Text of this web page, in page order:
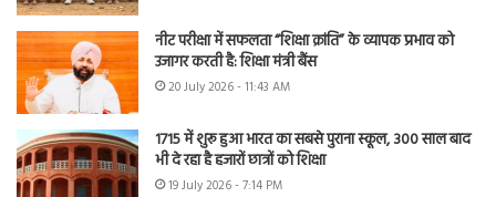
नीट परीक्षा में सफलता “शिक्षा क्रांति” के व्यापक प्रभाव को
उजागर करती है: शिक्षा मंत्री बैंस
20 July 2026 - 11:43 AM
1715 में शुरू हुआ भारत का सबसे पुराना स्कूल, 300 साल बाद
भी दे रहा है हजारों छात्रों को शिक्षा
19 July 2026 - 7:14 PM